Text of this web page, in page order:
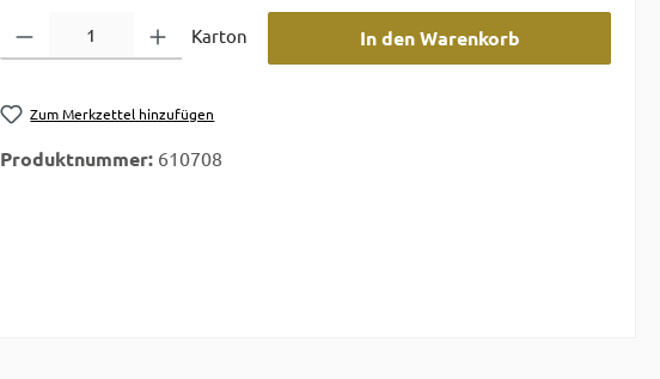
Karton In den Warenkorb
Zum Merkzettel hinzufügen
Produktnummer: 610708